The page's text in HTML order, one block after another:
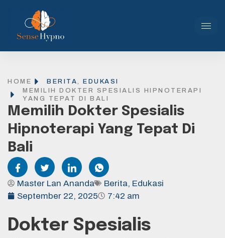
HOME BERITA,
EDUKASI
MEMILIH DOKTER SPESIALIS HIPNOTERAPI
YANG TEPAT DI BALI
Memilih Dokter Spesialis
Hipnoterapi Yang Tepat Di
Bali
Master Lan Ananda Berita, Edukasi
September 22, 2025
7:42 am
Dokter Spesialis